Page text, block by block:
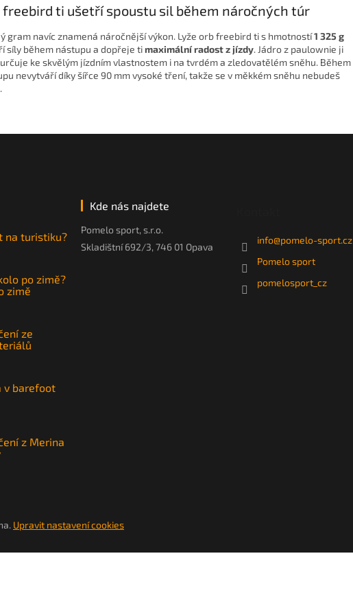
freebird ti ušetří spoustu sil během náročných túr
gram navíc znamená náročnější výkon. Lyže orb freebird ti s hmotností1 325 g
síly během nástupu a dopřeje timaximální radost z jízdy. Jádro z paulownie ji
ke skvělým jízdním vlastnostem i na tvrdém a zledovatělém sněhu. Během
nevytváří díky šířce 90 mm vysoké tření, takže se v měkkém sněhu nebudeš
na turistiku?
po zimě?
zimě
ze
v barefoot
z Merina
Kde nás najdete
Pomelo sport, s.r.o.
Skladištní 692/3, 746 01 Opava
info@pomelo-sport.cz
Pomelo sport
pomelosport_cz
Upravit nastavení cookies